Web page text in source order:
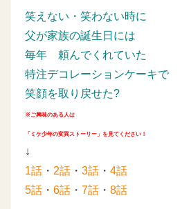
笑えない・笑わない時に
父が家族の誕生日には
毎年 頼んでくれていた
特注デコレーションケーキで
笑顔を取り戻せた?
※ご興味のある人は
「ミケ少年の変異ストーリー」を見てください！
↓
1話 ・ 2話 ・ 3話 ・ 4話
5話 ・ 6話 ・ 7話 ・ 8話